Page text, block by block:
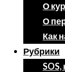
О
О
Как
Рубрики